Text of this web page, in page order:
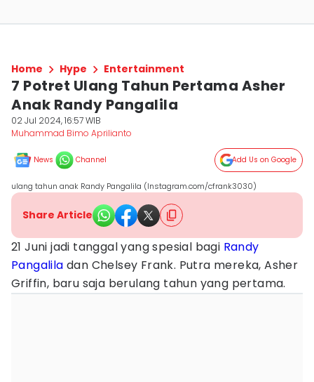
Home Hype Entertainment
7 Potret Ulang Tahun Pertama Asher
Anak Randy Pangalila
02 Jul 2024, 16:57 WIB
Muhammad Bimo Aprilianto
News Channel Add Us on Google
ulang tahun anak Randy Pangalila (Instagram.com/cfrank3030)
Share Article
21 Juni jadi tanggal yang spesial bagi Randy
Pangalila dan Chelsey Frank. Putra mereka, Asher
Griffin, baru saja berulang tahun yang pertama.